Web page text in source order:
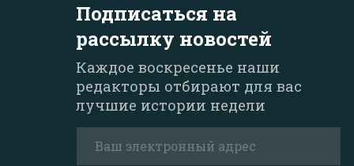
Подписаться на
рассылку новостей
Каждое воскресенье наши
редакторы отбирают для вас
лучшие истории недели